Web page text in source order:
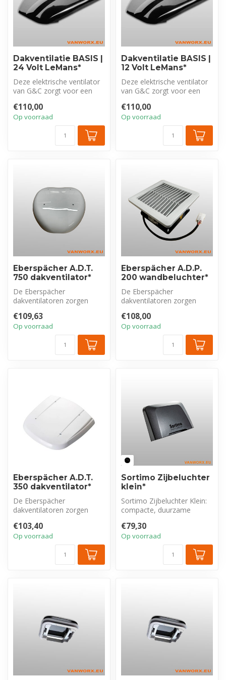
Dakventilatie BASIS |
24 Volt LeMans*
Deze elektrische ventilator
van G&C zorgt voor een
lu...
€110,00
Op voorraad
Dakventilatie BASIS |
12 Volt LeMans*
Deze elektrische ventilator
van G&C zorgt voor een
lu...
€110,00
Op voorraad
Eberspächer A.D.T.
750 dakventilator*
De Eberspächer
dakventilatoren zorgen
van het voert...
€109,63
Op voorraad
Eberspächer A.D.P.
200 wandbeluchter*
De Eberspächer
dakventilatoren zorgen
van het voert...
€108,00
Op voorraad
Eberspächer A.D.T.
350 dakventilator*
De Eberspächer
dakventilatoren zorgen
van het voert...
€103,40
Op voorraad
Sortimo Zijbeluchter
klein*
Sortimo Zijbeluchter Klein:
compacte, duurzame
48mm u...
€79,30
Op voorraad